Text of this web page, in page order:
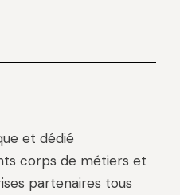
et dédié
corps de métiers et
partenaires tous